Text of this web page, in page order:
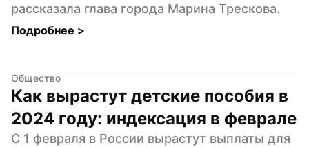
рассказала глава города Марина Трескова.
Подробнее >
Общество
Как вырастут детские пособия в
2024 году: индексация в феврале
С 1 февраля в России вырастут выплаты для